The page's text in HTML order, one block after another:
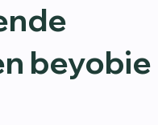
beyobie